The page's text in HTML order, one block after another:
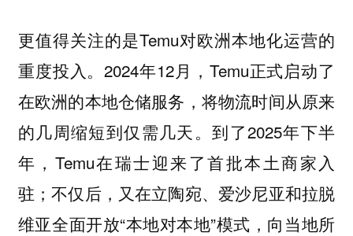
更值得关注的是Temu对欧洲本地化运营的
重度投入。2024年12月，Temu正式启动了
在欧洲的本地仓储服务，将物流时间从原来
的几周缩短到仅需几天。到了2025年下半
年，Temu在瑞士迎来了首批本土商家入
驻；不仅后，又在立陶宛、爱沙尼亚和拉脱
维亚全面开放“本地对本地”模式，向当地所